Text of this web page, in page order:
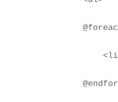
@foreach
<li>{{